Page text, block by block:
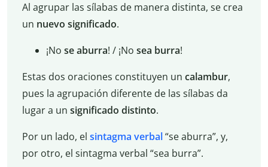
Al agrupar las sílabas de manera distinta, se crea
un nuevo significado.
¡No se aburra! / ¡No sea burra!
Estas dos oraciones constituyen un calambur,
pues la agrupación diferente de las sílabas da
lugar a un significado distinto.
Por un lado, el sintagma verbal“se aburra”, y,
por otro, el sintagma verbal “sea burra”.